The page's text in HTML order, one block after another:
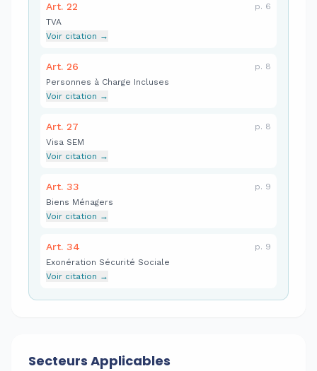
Art. 22 p. 6
TVA
Voir citation →
Art. 26 p. 8
Personnes à Charge Incluses
Voir citation →
Art. 27 p. 8
Visa SEM
Voir citation →
Art. 33 p. 9
Biens Ménagers
Voir citation →
Art. 34 p. 9
Exonération Sécurité Sociale
Voir citation →
Secteurs Applicables